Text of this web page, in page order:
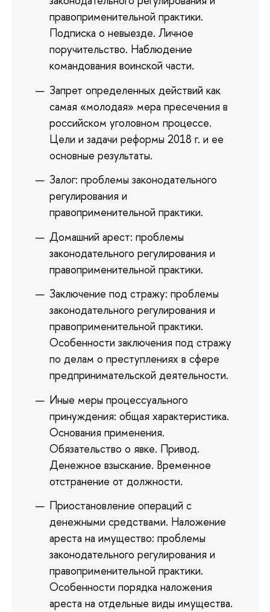
правоприменительной практики.
Подписка о невыезде. Личное
поручительство. Наблюдение
командования воинской части.
Запрет определенных действий как
самая «молодая» мера пресечения в
российском уголовном процессе.
Цели и задачи реформы 2018 г. и ее
основные результаты.
Залог: проблемы законодательного
регулирования и
правоприменительной практики.
Домашний арест: проблемы
законодательного регулирования и
правоприменительной практики.
Заключение под стражу: проблемы
законодательного регулирования и
правоприменительной практики.
Особенности заключения под стражу
по делам о преступлениях в сфере
предпринимательской деятельности.
Иные меры процессуального
принуждения: общая характеристика.
Основания применения.
Обязательство о явке. Привод.
Денежное взыскание. Временное
отстранение от должности.
Приостановление операций с
денежными средствами. Наложение
ареста на имущество: проблемы
законодательного регулирования и
правоприменительной практики.
Особенности порядка наложения
ареста на отдельные виды имущества.